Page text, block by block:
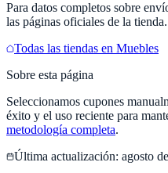
Para datos completos sobre
las páginas oficiales de la tienda.
Todas las tiendas en Muebles
Sobre esta página
Seleccionamos cupones
éxito y el uso reciente para
metodología completa.
Última actualización: agosto